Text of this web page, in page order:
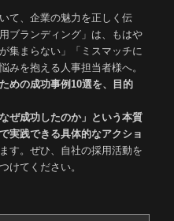
て、企業の魅力を正しく伝
ブランディング」は、もはや
集まらない」「ミスマッチに
を抱える人事担当者様へ。
めの成功事例10選を、目的
なぜ成功したのか」という本質
実践できる具体的なアクショ
す。ぜひ、自社の採用活動を
けてください。